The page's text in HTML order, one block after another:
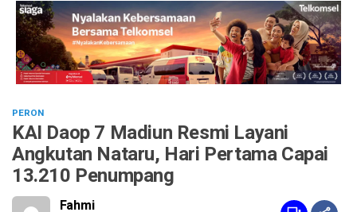
PERON
KAI Daop 7 Madiun Resmi Layani
Angkutan Nataru, Hari Pertama Capai
13.210 Penumpang
Fahmi